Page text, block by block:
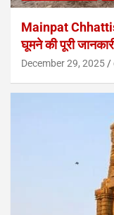
Mainpat
घूमने की पूरी
December 29, 2025